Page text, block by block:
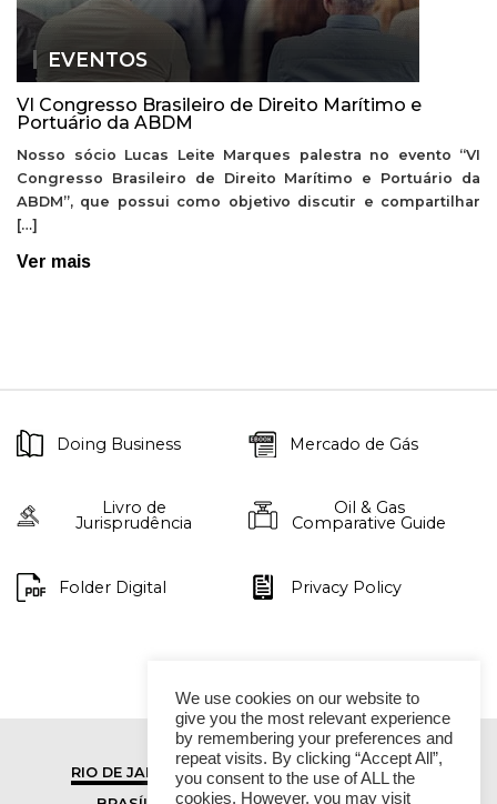
EVENTOS
VI Congresso Brasileiro de Direito Marítimo e
Portuário da ABDM
Nosso sócio Lucas Leite Marques palestra no evento “VI
Congresso Brasileiro de Direito Marítimo e Portuário da
ABDM”, que possui como objetivo discutir e compartilhar
[…]
Ver mais
Doing Business Mercado de Gás
Livro de
Jurisprudência
Oil & Gas
Comparative Guide
Folder Digital Privacy Policy
RIO DE JANEIRO
SÃO PAULO
We use cookies on our website to
give you the most relevant experience
by remembering your preferences and
repeat visits. By clicking “Accept All”,
you consent to the use of ALL the
cookies. However, you may visit